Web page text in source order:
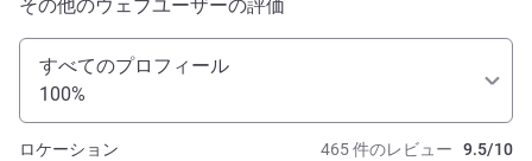
その他のウェブユーザーの評価
すべてのプロフィール
100%
465 件のレビュー 9.5/10
ロケーション